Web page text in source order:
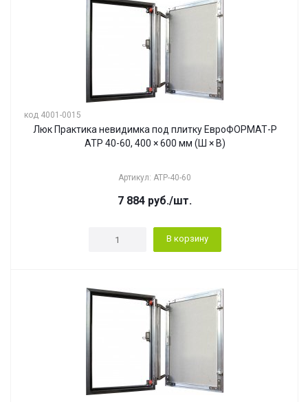
код 4001-0015
Люк Практика невидимка под плитку ЕвроФОРМАТ-Р
АТР 40-60, 400 × 600 мм (Ш × В)
Артикул: АТР-40-60
7 884 руб./шт.
В корзину